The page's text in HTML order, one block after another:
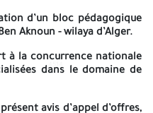
4514
et du Gaz - Engineering
01, Boufarik, Wilaya de Blida
4514
d’un bloc pédagogique
Aknoun - wilaya d’Alger.
à la concurrence nationale
dans le domaine de
avis d’appel d’offres,